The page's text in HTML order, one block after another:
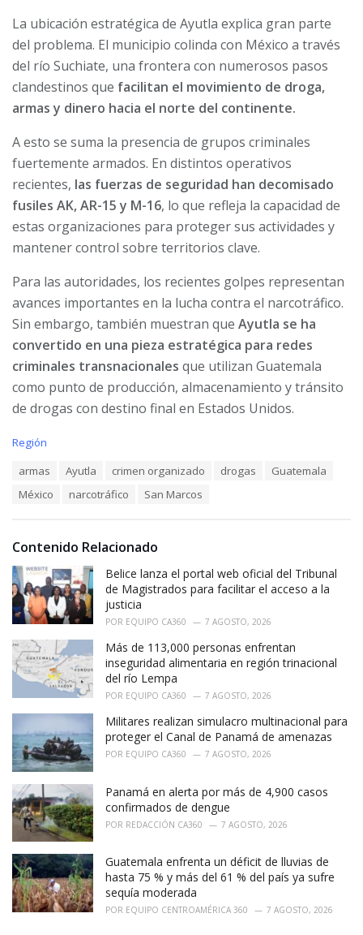
La ubicación estratégica de Ayutla explica gran parte
del problema. El municipio colinda con México a través
del río Suchiate, una frontera con numerosos pasos
clandestinos que facilitan el movimiento de droga,
armas y dinero hacia el norte del continente.
A esto se suma la presencia de grupos criminales
fuertemente armados. En distintos operativos
recientes, las fuerzas de seguridad han decomisado
fusiles AK, AR-15 y M-16, lo que refleja la capacidad de
estas organizaciones para proteger sus actividades y
mantener control sobre territorios clave.
Para las autoridades, los recientes golpes representan
avances importantes en la lucha contra el narcotráfico.
Sin embargo, también muestran que Ayutla se ha
convertido en una pieza estratégica para redes
criminales transnacionales que utilizan Guatemala
como punto de producción, almacenamiento y tránsito
de drogas con destino final en Estados Unidos.
C
i
s
:
Región
armas Ayutla crimen organizado drogas
Guatemala
México
narcotráfico San Marcos
Contenido Relacionado
Belice lanza el portal web oficial del Tribunal
de Magistrados para facilitar el acceso a la
justicia
POR EQUIPO CA360 7 AGOSTO, 2026
Más de 113,000 personas enfrentan
inseguridad alimentaria en región trinacional
del río Lempa
POR EQUIPO CA360 7 AGOSTO, 2026
Militares realizan simulacro multinacional para
proteger el Canal de Panamá de amenazas
POR EQUIPO CA360 7 AGOSTO, 2026
Panamá en alerta por más de 4,900 casos
confirmados de dengue
POR REDACCIÓN CA360 7 AGOSTO, 2026
Guatemala enfrenta un déficit de lluvias de
hasta 75 % y más del 61 % del país ya sufre
sequía moderada
POR EQUIPO CENTROAMÉRICA 360 7 AGOSTO, 2026